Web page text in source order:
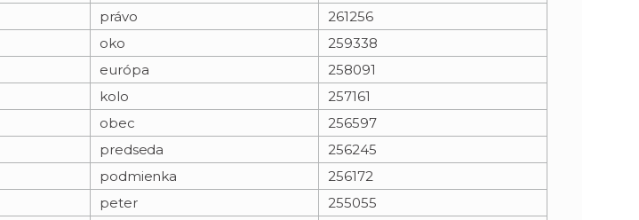
právo
261256
oko
259338
európa
258091
kolo
257161
obec
256597
predseda
256245
podmienka
256172
peter
255055